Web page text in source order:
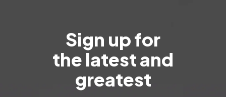
Sign up for
the latest and
greatest